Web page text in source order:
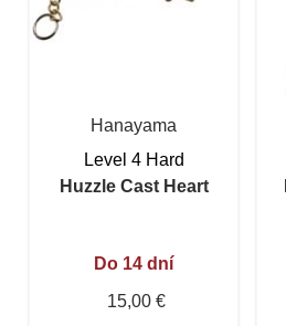
Hanayama
Level 4 Hard
Huzzle Cast Heart
Do 14 dní
15,00 €